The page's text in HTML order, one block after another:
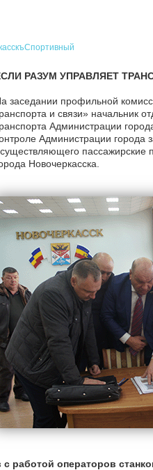
РАЗУМ УПРАВЛЯЕТ
заседании профильной
и связи» начальник
Администрации
Администрации города
пассажирские
Новочеркасска.
работой операторов